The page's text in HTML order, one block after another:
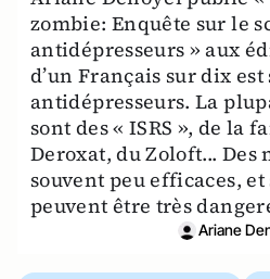
zombie: Enquête sur le
antidépresseurs » aux
d’un Français sur dix est
antidépresseurs. La
sont des « ISRS », de la
Deroxat, du Zoloft... Des
souvent peu efficaces,
peuvent être très
Ariane